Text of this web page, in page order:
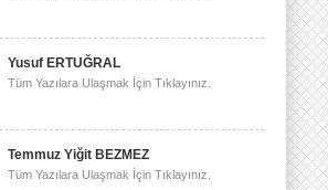
Yusuf ERTUĞRAL
Tüm Yazılara Ulaşmak İçin Tıklayınız.
Temmuz Yiğit BEZMEZ
Tüm Yazılara Ulaşmak İçin Tıklayınız.